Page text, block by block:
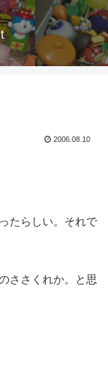
2006.08.10
たらしい。それで
ささくれか。と思